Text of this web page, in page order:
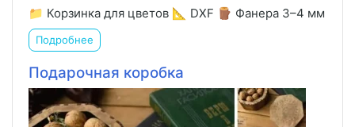
📁 Корзинка для цветов 📐 DXF 🪵 Фанера 3–4 мм
Подробнее
Подарочная коробка